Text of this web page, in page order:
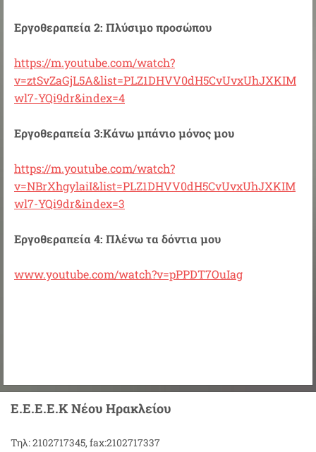
Εργοθεραπεία 2: Πλύσιμο προσώπου
https://m.youtube.com/watch?
v=ztSvZaGjL5A&list=PLZ1DHVV0dH5CvUvxUhJXKIM
wl7-YQi9dr&index=4
Εργοθεραπεία 3:Κάνω μπάνιο μόνος μου
https://m.youtube.com/watch?
v=NBrXhgylaiI&list=PLZ1DHVV0dH5CvUvxUhJXKIM
wl7-YQi9dr&index=3
Εργοθεραπεία 4: Πλένω τα δόντια μου
www.youtube.com/watch?v=pPPDT7OuIag
Ε.Ε.Ε.Ε.Κ Νέου Ηρακλείου
Τηλ: 2102717345, fax:2102717337